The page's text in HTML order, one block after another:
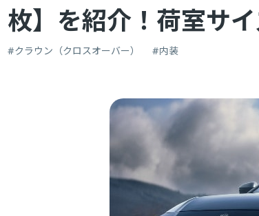
枚】を紹介！荷室サイ
#クラウン（クロスオーバー） #内装